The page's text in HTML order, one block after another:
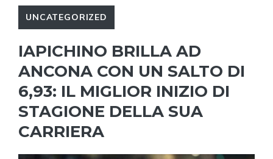
UNCATEGORIZED
IAPICHINO BRILLA AD
ANCONA CON UN SALTO DI
6,93: IL MIGLIOR INIZIO DI
STAGIONE DELLA SUA
CARRIERA